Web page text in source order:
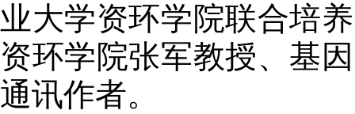
业大学资环学院联合培
资环学院张军教授、基
通讯作者。